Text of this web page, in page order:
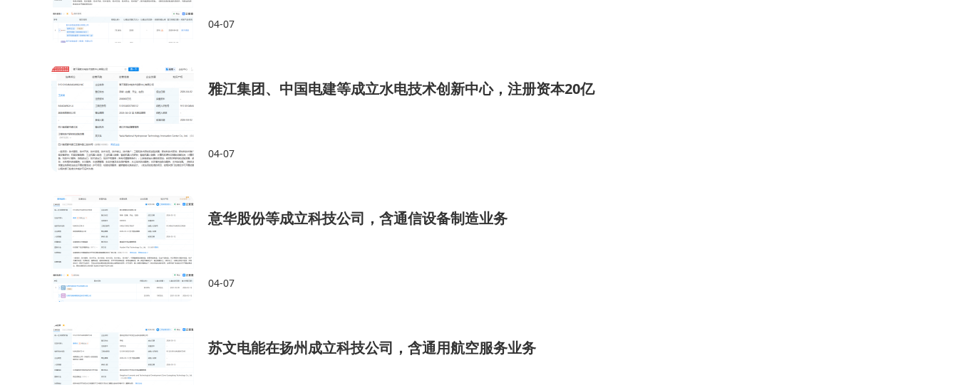
04-07
雅江集团、中国电建等成立水电技术创新中心，注册资本20亿
04-07
意华股份等成立科技公司，含通信设备制造业务
04-07
苏文电能在扬州成立科技公司，含通用航空服务业务